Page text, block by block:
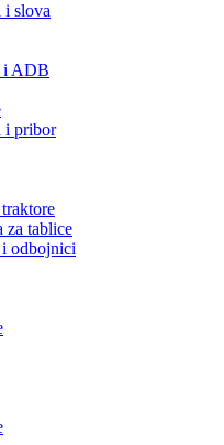
i slova
i ADB
i pribor
za tablice
i odbojnici